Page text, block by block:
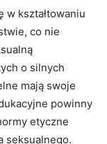
w kształtowaniu
co⁢ nie
o silnych
mają swoje
powinny
etyczne
seksualnego.